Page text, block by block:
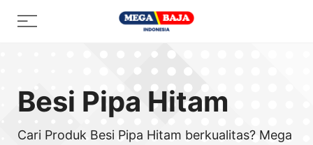
Menu
Besi Pipa Hitam
Cari Produk Besi Pipa Hitam berkualitas? Mega